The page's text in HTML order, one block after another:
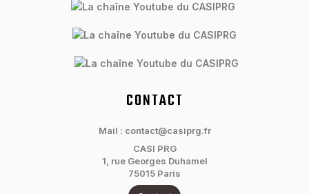
CONTACT
Mail : contact@casiprg.fr
CASI PRG
1, rue Georges Duhamel
75015 Paris